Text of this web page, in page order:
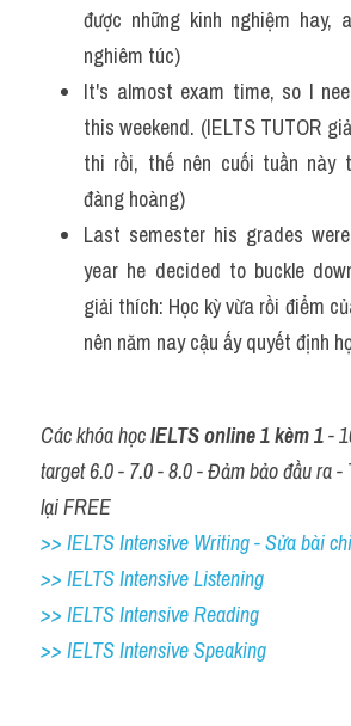
được những kinh nghiệm hay,
nghiêm túc)
It's almost exam time, so I
this weekend. (IELTS TUTOR
thi rồi, thế nên cuối tuần này
đàng hoàng)
Last semester his grades
year he decided to buckle
giải thích: Học kỳ vừa rồi điểm
nên năm nay cậu ấy quyết định
Các khóa học IELTS online 1 kèm 1 -
target 6.0 - 7.0 - 8.0 - Đảm bảo đầu ra -
lại FREE
>> IELTS Intensive Writing - Sửa bài
>> IELTS Intensive Listening
>> IELTS Intensive Reading
>> IELTS Intensive Speaking